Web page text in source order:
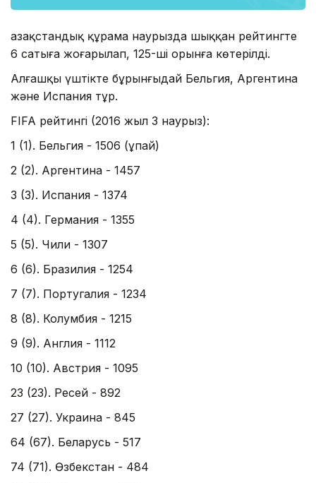
Қазақстандық құрама наурызда шыққан рейтингте
6 сатыға жоғарылап, 125-ші орынға көтерілді.
Алғашқы үштікте бұрынғыдай Бельгия, Аргентина
және Испания тұр.
FIFA рейтингі (2016 жыл 3 наурыз):
1 (1). Бельгия - 1506 (ұпай)
2 (2). Аргентина - 1457
3 (3). Испания - 1374
4 (4). Германия - 1355
5 (5). Чили - 1307
6 (6). Бразилия - 1254
7 (7). Португалия - 1234
8 (8). Колумбия - 1215
9 (9). Англия - 1112
10 (10). Австрия - 1095
23 (23). Ресей - 892
27 (27). Украина - 845
64 (67). Беларусь - 517
74 (71). Өзбекстан - 484